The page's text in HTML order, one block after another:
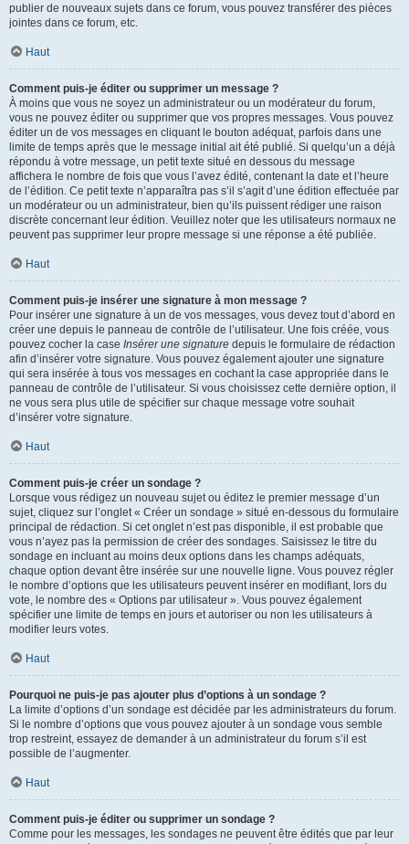
publier de nouveaux sujets dans ce forum, vous pouvez transférer des pièces
jointes dans ce forum, etc.
Haut
Comment puis-je éditer ou supprimer un message ?
À moins que vous ne soyez un administrateur ou un modérateur du forum,
vous ne pouvez éditer ou supprimer que vos propres messages. Vous pouvez
éditer un de vos messages en cliquant le bouton adéquat, parfois dans une
limite de temps après que le message initial ait été publié. Si quelqu’un a déjà
répondu à votre message, un petit texte situé en dessous du message
affichera le nombre de fois que vous l’avez édité, contenant la date et l’heure
de l’édition. Ce petit texte n’apparaîtra pas s’il s’agit d’une édition effectuée par
un modérateur ou un administrateur, bien qu’ils puissent rédiger une raison
discrète concernant leur édition. Veuillez noter que les utilisateurs normaux ne
peuvent pas supprimer leur propre message si une réponse a été publiée.
Haut
Comment puis-je insérer une signature à mon message ?
Pour insérer une signature à un de vos messages, vous devez tout d’abord en
créer une depuis le panneau de contrôle de l’utilisateur. Une fois créée, vous
pouvez cocher la case Insérer une signature depuis le formulaire de rédaction
afin d’insérer votre signature. Vous pouvez également ajouter une signature
qui sera insérée à tous vos messages en cochant la case appropriée dans le
panneau de contrôle de l’utilisateur. Si vous choisissez cette dernière option, il
ne vous sera plus utile de spécifier sur chaque message votre souhait
d’insérer votre signature.
Haut
Comment puis-je créer un sondage ?
Lorsque vous rédigez un nouveau sujet ou éditez le premier message d’un
sujet, cliquez sur l’onglet « Créer un sondage » situé en-dessous du formulaire
principal de rédaction. Si cet onglet n’est pas disponible, il est probable que
vous n’ayez pas la permission de créer des sondages. Saisissez le titre du
sondage en incluant au moins deux options dans les champs adéquats,
chaque option devant être insérée sur une nouvelle ligne. Vous pouvez régler
le nombre d’options que les utilisateurs peuvent insérer en modifiant, lors du
vote, le nombre des « Options par utilisateur ». Vous pouvez également
spécifier une limite de temps en jours et autoriser ou non les utilisateurs à
modifier leurs votes.
Haut
Pourquoi ne puis-je pas ajouter plus d’options à un sondage ?
La limite d’options d’un sondage est décidée par les administrateurs du forum.
Si le nombre d’options que vous pouvez ajouter à un sondage vous semble
trop restreint, essayez de demander à un administrateur du forum s’il est
possible de l’augmenter.
Haut
Comment puis-je éditer ou supprimer un sondage ?
Comme pour les messages, les sondages ne peuvent être édités que par leur